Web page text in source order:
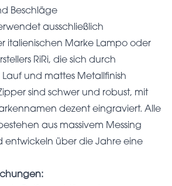
Beschläge
ausschließlich
italienischen Marke Lampo oder
RiRi, die sich durch
und mattes Metallfinish
sind schwer und robust, mit
dezent eingraviert. Alle
aus massivem Messing
entwickeln über die Jahre eine